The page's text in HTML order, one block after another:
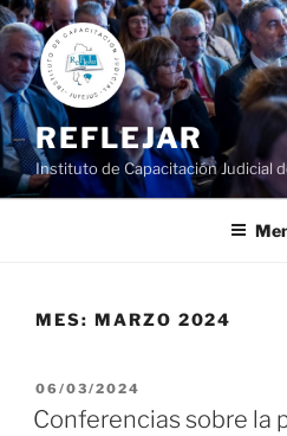
Ir
al
contenido
REFLEJAR
Instituto de Capacitación Judicial
MES: MARZO 2024
PUBLICADO
EL
06/03/2024
Conferencias sobre la